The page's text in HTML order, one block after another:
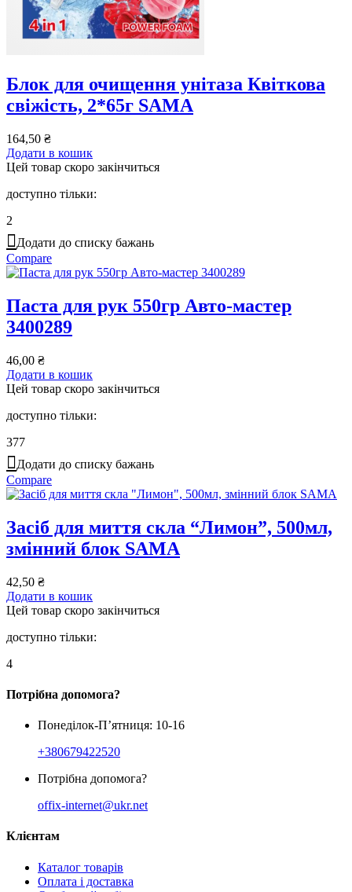
Блок для очищення унітаза Квіткова
свіжість, 2*65г SAMA
164,50 ₴
Додати в кошик
Цей товар скоро закінчиться
доступно тільки:
2
Додати до списку бажань
Compare
Паста для рук 550гр Авто-мастер
3400289
46,00 ₴
Додати в кошик
Цей товар скоро закінчиться
доступно тільки:
377
Додати до списку бажань
Compare
Засіб для миття скла “Лимон”, 500мл,
змінний блок SAMA
42,50 ₴
Додати в кошик
Цей товар скоро закінчиться
доступно тільки:
4
Потрібна допомога?
Понеділок-П’ятниця: 10-16
+380679422520
Потрібна допомога?
offix-internet@ukr.net
Клієнтам
Каталог товарів
Оплата і доставка